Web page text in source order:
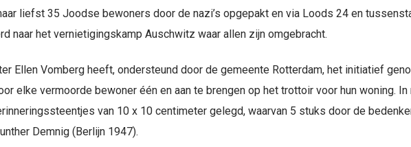
liefst 35 Joodse bewoners door de nazi’s opgepakt en via Loods 24 en
naar het vernietigingskamp Auschwitz waar allen zijn omgebracht.
Ellen Vomberg heeft, ondersteund door de gemeente Rotterdam, het initiatief
elke vermoorde bewoner één en aan te brengen op het trottoir voor hun woning.
van 10 x 10 centimeter gelegd, waarvan 5 stuks door de
Demnig (Berlijn 1947).